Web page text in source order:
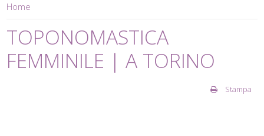
Home
TOPONOMASTICA
FEMMINILE | A TORINO
Stampa